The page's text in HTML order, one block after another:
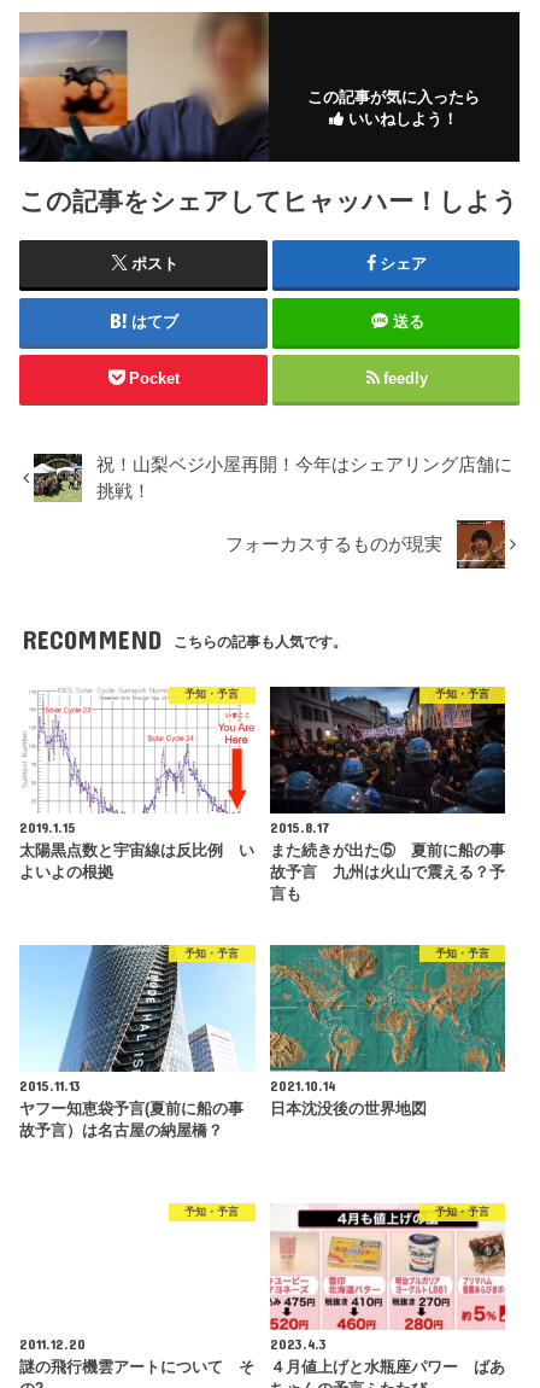
この記事が気に入ったら
いいねしよう！
この記事をシェアしてヒャッハー！しよう
ポスト シェア
はてブ 送る
Pocket feedly
祝！山梨ベジ小屋再開！今年はシェアリング店舗に
挑戦！
フォーカスするものが現実
RECOMMEND こちらの記事も人気です。
予知・予言
2019.1.15
太陽黒点数と宇宙線は反比例 い
よいよの根拠
予知・予言
2015.8.17
また続きが出た⑤ 夏前に船の事
故予言 九州は火山で震える？予
言も
予知・予言
2015.11.13
ヤフー知恵袋予言(夏前に船の事
故予言）は名古屋の納屋橋？
予知・予言
2021.10.14
日本沈没後の世界地図
予知・予言
2011.12.20
謎の飛行機雲アートについて そ
予知・予言
2023.4.3
４月値上げと水瓶座パワー ばあ